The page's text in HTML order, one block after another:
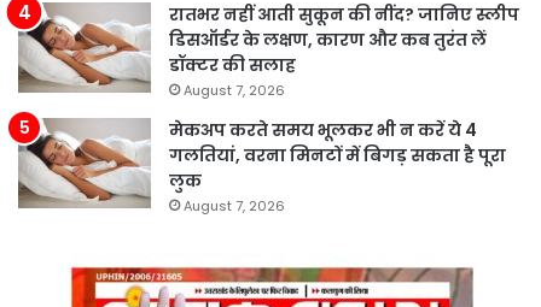
रातभर नहीं आती सुकून की नींद? जानिए स्लीप
डिसऑर्डर के लक्षण, कारण और कब तुरंत लें
डॉक्टर की सलाह
August 7, 2026
मेकअप करते समय भूलकर भी न करें ये 4
गलतियां, वरना मिनटों में बिगड़ सकता है पूरा
लुक
August 7, 2026